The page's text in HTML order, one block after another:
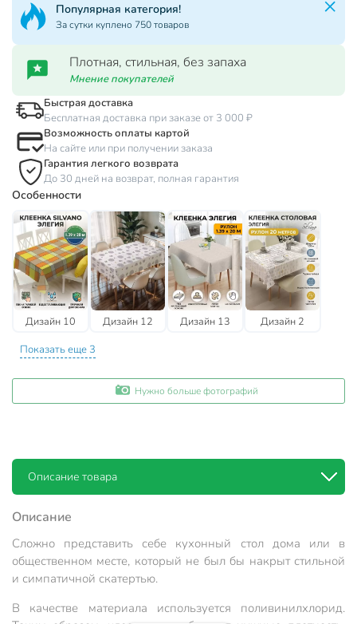
Популярная категория!
За сутки куплено 750 товаров
Плотная, стильная, без запаха
Мнение покупателей
Быстрая доставка
Бесплатная доставка при заказе от 3 000 ₽
Возможность оплаты картой
На сайте или при получении заказа
Гарантия легкого возврата
До 30 дней на возврат, полная гарантия
Особенности
Дизайн 10 Дизайн 12 Дизайн 13 Дизайн 2
Показать еще 3
Нужно больше фотографий
Описание товара
Описание
Сложно представить себе кухонный стол дома или в
общественном месте, который не был бы накрыт стильной
и симпатичной скатертью.
В качестве материала используется поливинилхлорид.